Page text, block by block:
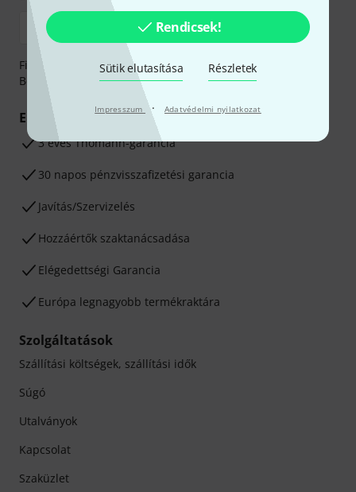
Rendicsek!
Sütik elutasítása Részletek
Impresszum · Adatvédelmi nyilatkozat
Fizessen biztonságosan, titkosítással: Banki átutalás vagy
Betéti- vagy hitelkártya segítségével
Előnyök
3 éves Thomann-garancia
30 napos pénzvisszafizetési garancia
Javítás/Szervizelés
Hozzáértők szaktanácsadása
Elégedettségi Garancia
Európa legnagyobb termékraktára
Szolgáltatások
Szállítási költségek, szállítási idők
Súgó
Utalványok
Kapcsolat
Szaküzlet